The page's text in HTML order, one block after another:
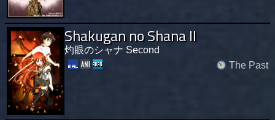
Shakugan no Shana II
灼眼のシャナ Second
The Past